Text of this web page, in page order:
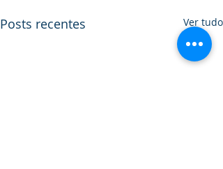
Posts recentes Ver tudo